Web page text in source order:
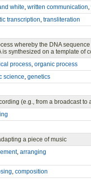
white, written communication,
transcription, transliteration
whereby the DNA
synthesized on a template of
process, organic process
science, genetics
(e.g., from a broadcast to
a piece of music
, arranging
, composition